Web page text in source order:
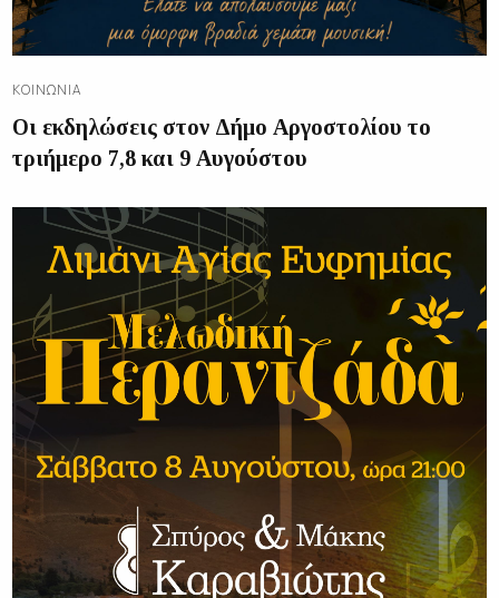
ΚΟΙΝΩΝΊΑ
Οι εκδηλώσεις στον Δήμο Αργοστολίου το
τριήμερο 7,8 και 9 Αυγούστου